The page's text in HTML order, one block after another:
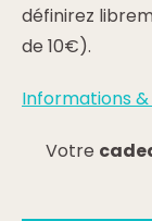
définirez
de 10€).
Informations
Votre